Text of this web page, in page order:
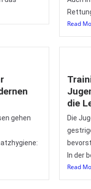
Read
gehen
die
Die
In der
Read